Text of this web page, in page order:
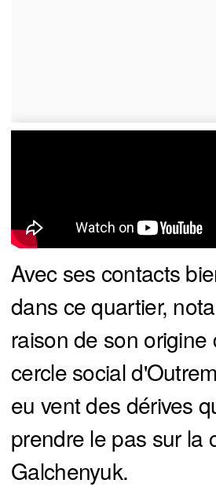
Avec ses contacts
dans ce quartier,
raison de son origine
cercle social
eu vent des dérives
prendre le pas sur la
Galchenyuk.